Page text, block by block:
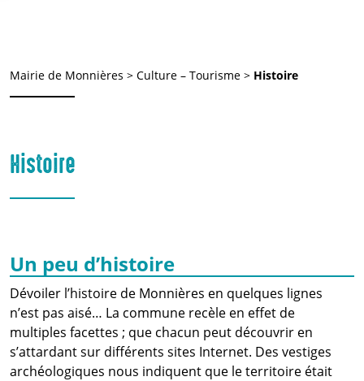
Mairie de Monnières > Culture – Tourisme > Histoire
Histoire
Un peu d’histoire
Dévoiler l’histoire de Monnières en quelques lignes
n’est pas aisé… La commune recèle en effet de
multiples facettes ; que chacun peut découvrir en
s’attardant sur différents sites Internet. Des vestiges
archéologiques nous indiquent que le territoire était